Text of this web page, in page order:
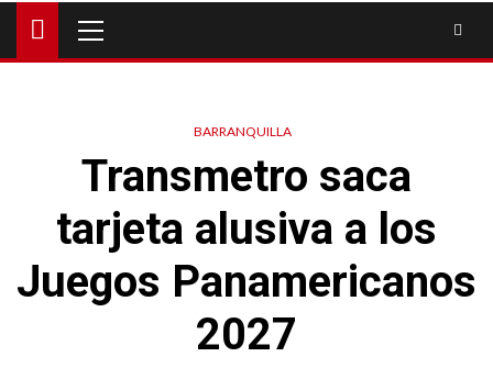
principal
BARRANQUILLA
Transmetro saca
tarjeta alusiva a los
Juegos Panamericanos
2027